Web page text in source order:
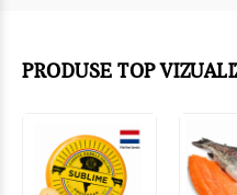
PRODUSE TOP